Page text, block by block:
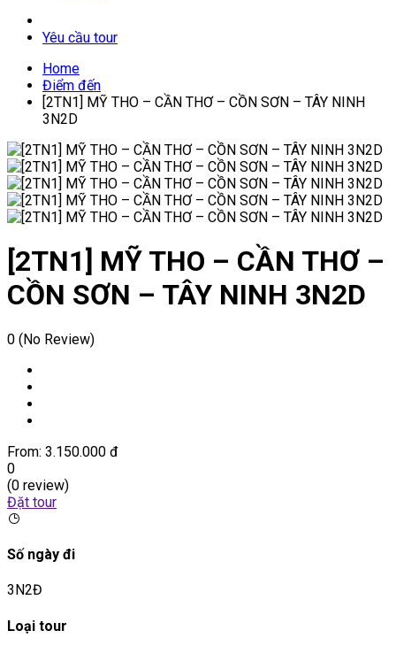
Yêu cầu tour
Home
Điểm đến
[2TN1] MỸ THO – CẦN THƠ – CỒN SƠN – TÂY NINH
3N2D
[2TN1] MỸ THO – CẦN THƠ –
CỒN SƠN – TÂY NINH 3N2D
0 (No Review)
From: 3.150.000 đ
0
(0 review)
Đặt tour
Số ngày đi
3N2Đ
Loại tour